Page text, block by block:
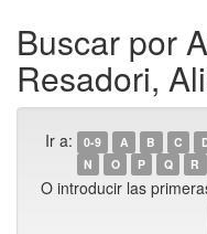
Buscar por
Resadori,
Ir a: 0-9 A B C
N
O P Q R
O introducir las